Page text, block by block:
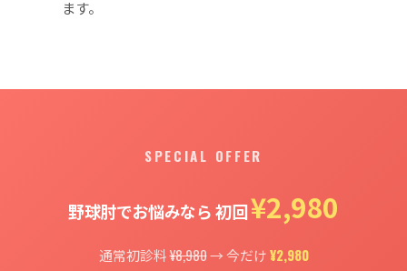
ます。
SPECIAL OFFER
野球肘でお悩みなら 初回¥2,980
通常初診料¥8,980→ 今だけ¥2,980